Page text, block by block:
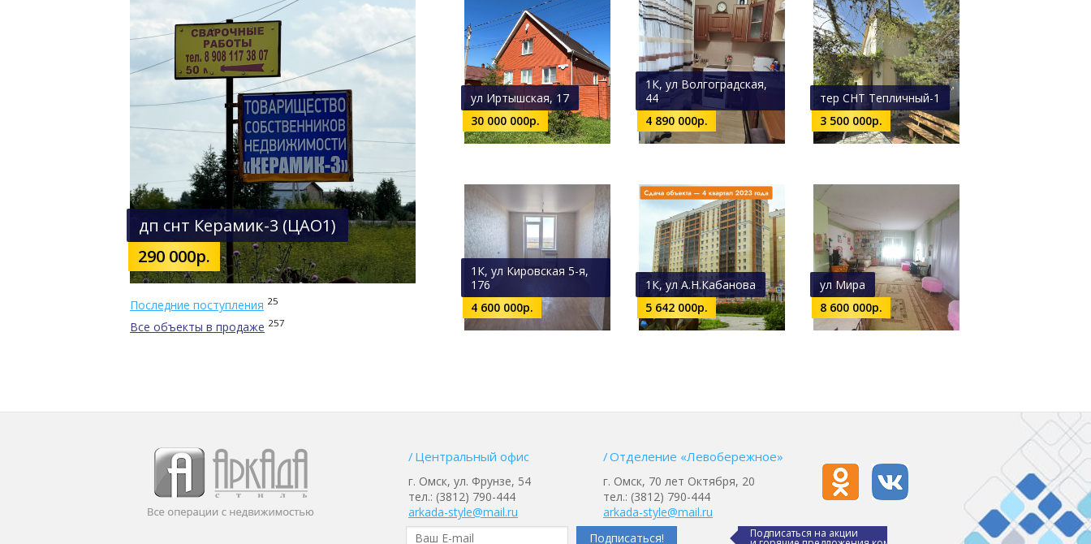
дп снт Керамик-3 (ЦАО1)
290 000р.
ул Иртышская, 17
30 000 000р.
1К, ул Волгоградская,
44
4 890 000р.
тер СНТ Тепличный-1
3 500 000р.
1К, ул Кировская 5-я,
176
4 600 000р.
1К, ул А.Н.Кабанова
5 642 000р.
ул Мира
8 600 000р.
Последние поступления 25
Все объекты в продаже 257
Подписаться на акции
Центральный офис
г. Омск, ул. Фрунзе, 54
тел.: (3812) 790-444
arkada-style@mail.ru
Отделение «Левобережное»
г. Омск, 70 лет Октября, 20
тел.: (3812) 790-444
arkada-style@mail.ru